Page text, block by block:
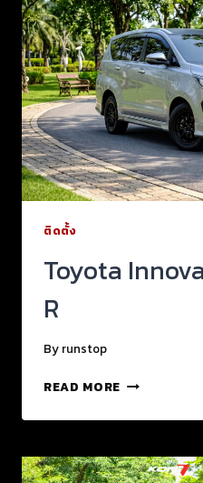
ติดตั้ง
Toyota
R
By runstop
READ MORE